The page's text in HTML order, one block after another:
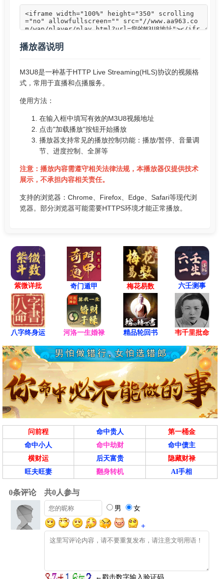
播放器说明
M3U8是一种基于HTTP Live Streaming(HLS)协议的视频格
式，常用于直播和点播服务。
使用方法：
在输入框中填写有效的M3U8视频地址
点击"加载播放"按钮开始播放
播放器支持常见的播放控制功能：播放/暂停、音量调
节、进度控制、全屏等
注意：播放内容需遵守相关法律法规，本播放器仅提供技术
展示，不承担内容相关责任。
支持的浏览器：Chrome、Firefox、Edge、Safari等现代浏
览器。部分浏览器可能需要HTTPS环境才能正常播放。
紫微详批 奇门遁甲 梅花易数 六壬测事
八字终身运 河洛一生婚禄 精品轮回书 韦千里批命
问前程 命中贵人
第一桶金
命中小人
命中劫财
命中债主
横财运
后天富贵
隐藏财禄
旺夫旺妻
翻身转机 AI手相